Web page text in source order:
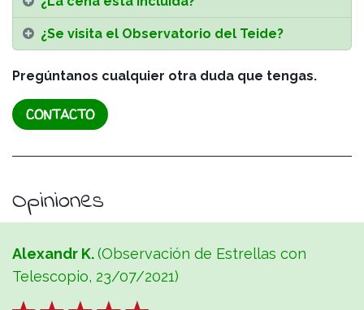
¿Se visita el Observatorio del Teide?
Pregúntanos cualquier otra duda que tengas.
CONTACTO
Opiniones
Alexandr K.(Observación de Estrellas con
Telescopio, 23/07/2021)